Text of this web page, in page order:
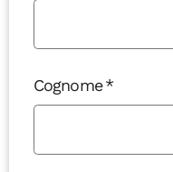
Cognome